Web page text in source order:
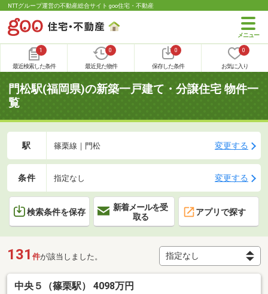
NTTグループ運営の不動産総合サイト goo住宅・不動産
1
最近検索した条件
0
最近見た物件
0
保存した条件
0
お気に入り
門松駅(福岡県)の新築一戸建て・分譲住宅 物件一
覧
駅 篠栗線｜門松 変更する
条件 指定なし 変更する
検索条件を保存
新着メールを受
取る
アプリで探す
131 件が該当しました。
中央５（篠栗駅） 4098万円